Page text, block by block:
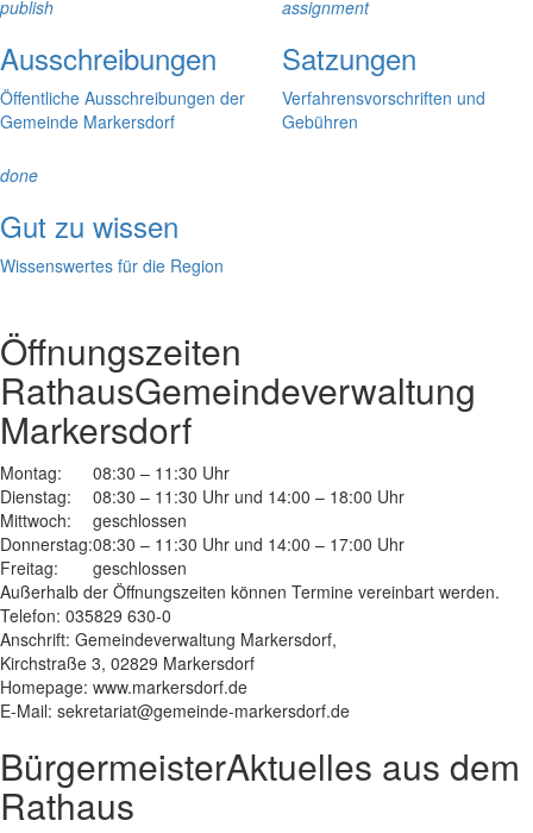
publish
Ausschreibungen
Öffentliche Ausschreibungen der
Gemeinde Markersdorf
assignment
Satzungen
Verfahrensvorschriften und
Gebühren
done
Gut zu wissen
Wissenswertes für die Region
Öffnungszeiten
RathausGemeindeverwaltung
Markersdorf
Montag:
08:30 – 11:30 Uhr
Dienstag:
08:30 – 11:30 Uhr und 14:00 – 18:00 Uhr
Mittwoch:
geschlossen
Donnerstag:08:30 – 11:30 Uhr und 14:00 – 17:00 Uhr
Freitag:
geschlossen
Außerhalb der Öffnungszeiten können Termine vereinbart werden.
Telefon: 035829 630-0
Anschrift: Gemeindeverwaltung Markersdorf,
Kirchstraße 3, 02829 Markersdorf
Homepage: www.markersdorf.de
E-Mail: sekretariat@gemeinde-markersdorf.de
BürgermeisterAktuelles aus dem
Rathaus